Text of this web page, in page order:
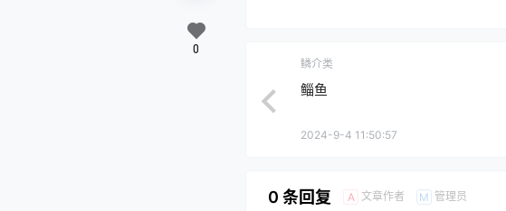
0
鳞介类
鲻鱼
2024-9-4 11:50:57
0 条回复 A 文章作者 M 管理员